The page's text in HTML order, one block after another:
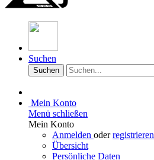
Suchen
Suchen
Mein Konto
Menü schließen
Mein Konto
Anmelden oderregistrieren
Übersicht
Persönliche Daten